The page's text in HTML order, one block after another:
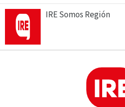
IRE Somos Región